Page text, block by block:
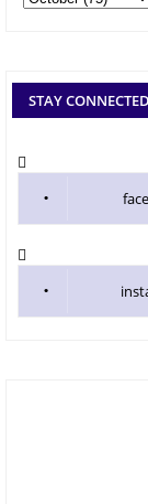
STAY CONNECTED